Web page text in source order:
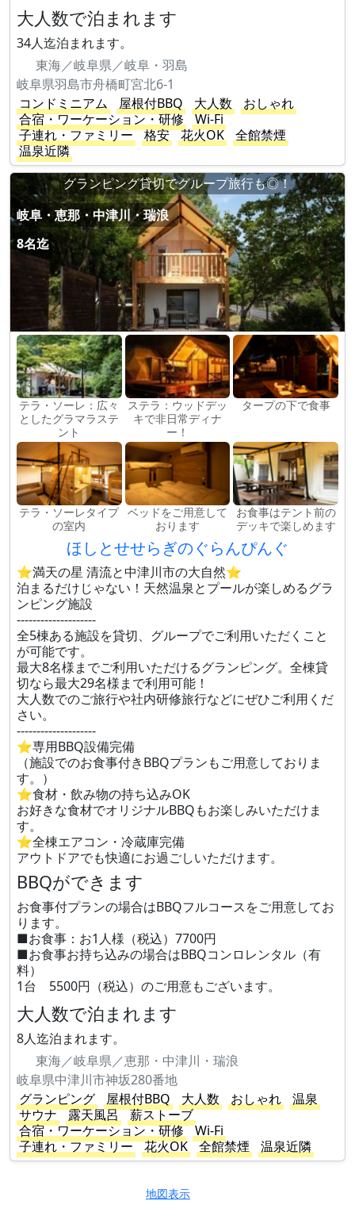
大人数で泊まれます
34人迄泊まれます。
東海／岐阜県／岐阜・羽島
岐阜県羽島市舟橋町宮北6-1
コンドミニアム
屋根付BBQ 大人数
おしゃれ
合宿・ワーケーション・研修
Wi-Fi
子連れ・ファミリー
格安 花火OK
全館禁煙
温泉近隣
グランピング貸切でグループ旅行も◎！
岐阜・恵那・中津川・瑞浪
8名迄
テラ・ソーレ：広々
としたグラマラステ
ント
ステラ：ウッドデッ
キで非日常ディナ
ー！
タープの下で食事
テラ・ソーレタイプ
の室内
ベッドをご用意して
おります
お食事はテント前の
デッキで楽しめます
ほしとせせらぎのぐらんぴんぐ
⭐満天の星 清流と中津川市の大自然⭐
泊まるだけじゃない！天然温泉とプールが楽しめるグラ
ンピング施設
--------------------
全5棟ある施設を貸切、グループでご利用いただくこと
が可能です。
最大8名様までご利用いただけるグランピング。全棟貸
切なら最大29名様まで利用可能！
大人数でのご旅行や社内研修旅行などにぜひご利用くだ
さい。
--------------------
⭐専用BBQ設備完備
（施設でのお食事付きBBQプランもご用意しておりま
す。）
⭐食材・飲み物の持ち込みOK
お好きな食材でオリジナルBBQもお楽しみいただけま
す。
⭐全棟エアコン・冷蔵庫完備
アウトドアでも快適にお過ごしいただけます。
BBQができます
お食事付プランの場合はBBQフルコースをご用意してお
ります。
■お食事：お1人様（税込）7700円
■お食事お持ち込みの場合はBBQコンロレンタル（有
料）
1台 5500円（税込）のご用意もございます。
大人数で泊まれます
8人迄泊まれます。
東海／岐阜県／恵那・中津川・瑞浪
岐阜県中津川市神坂280番地
グランピング
屋根付BBQ 大人数 おしゃれ
温泉
サウナ
露天風呂
薪ストーブ
合宿・ワーケーション・研修
Wi-Fi
子連れ・ファミリー
花火OK 全館禁煙 温泉近隣
地図表示